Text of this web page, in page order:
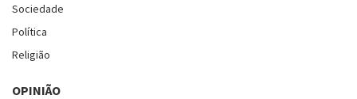
Sociedade
Política
Religião
OPINIÃO